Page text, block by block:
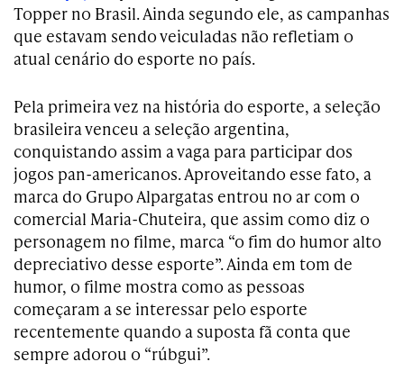
Topper no Brasil. Ainda segundo ele, as campanhas
que estavam sendo veiculadas não refletiam o
atual cenário do esporte no país.
Pela primeira vez na história do esporte, a seleção
brasileira venceu a seleção argentina,
conquistando assim a vaga para participar dos
jogos pan-americanos. Aproveitando esse fato, a
marca do Grupo Alpargatas entrou no ar com o
comercial Maria-Chuteira, que assim como diz o
personagem no filme, marca “o fim do humor alto
depreciativo desse esporte”. Ainda em tom de
humor, o filme mostra como as pessoas
começaram a se interessar pelo esporte
recentemente quando a suposta fã conta que
sempre adorou o “rúbgui”.